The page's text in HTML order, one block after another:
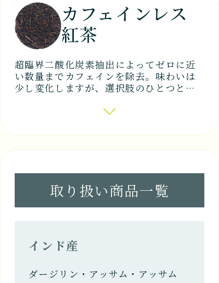
カフェインレス
紅茶
超臨界二酸化炭素抽出によってゼロに近
い数量までカフェインを除去。味わいは
少し変化しますが、選択肢のひとつとし
があり、フレーバーティーなどに加工さ
取り扱い商品一覧
インド産
ダージリン・アッサム・アッサム